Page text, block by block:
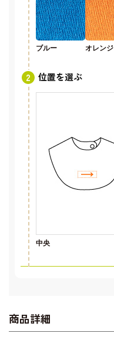
ブルー オレンジ
位置を選ぶ
中央
商品詳細